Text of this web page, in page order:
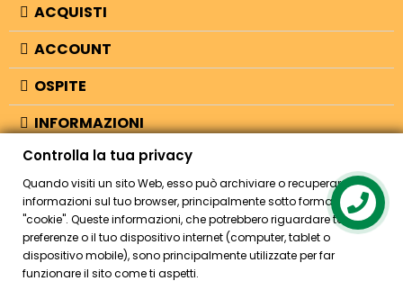
ACQUISTI
ACCOUNT
OSPITE
INFORMAZIONI
NEGOZIO
© 2026 - Bellearti.it -credits
Controlla la tua privacy
Quando visiti un sito Web, esso può archiviare o recuperare
informazioni sul tuo browser, principalmente sotto forma di
"cookie". Queste informazioni, che potrebbero riguardare te, le tue
preferenze o il tuo dispositivo internet (computer, tablet o
dispositivo mobile), sono principalmente utilizzate per far
funzionare il sito come ti aspetti.